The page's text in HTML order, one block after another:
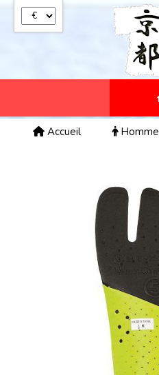
Accueil Homme
Panneau de gestion des cookies